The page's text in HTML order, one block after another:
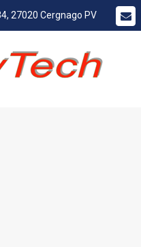
27020 Cergnago PV